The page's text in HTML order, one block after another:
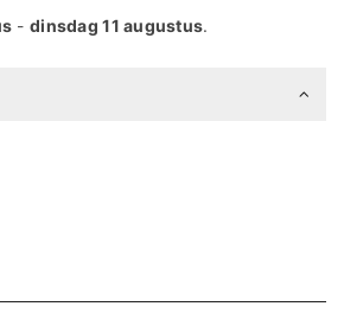
-dinsdag 11 augustus.